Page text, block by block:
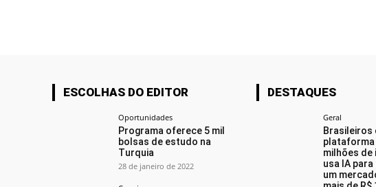
ESCOLHAS DO EDITOR
Oportunidades
Programa oferece 5 mil
bolsas de estudo na
Turquia
28 de janeiro de 2022
DESTAQUES
Geral
Brasileiros
plataforma
milhões de
usa IA
um